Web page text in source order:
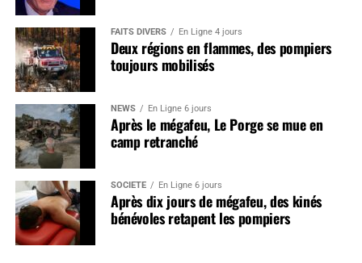
FAITS DIVERS En Ligne 4 jours
Deux régions en flammes, des pompiers
toujours mobilisés
NEWS En Ligne 6 jours
Après le mégafeu, Le Porge se mue en
camp retranché
SOCIÉTÉ En Ligne 6 jours
Après dix jours de mégafeu, des kinés
bénévoles retapent les pompiers